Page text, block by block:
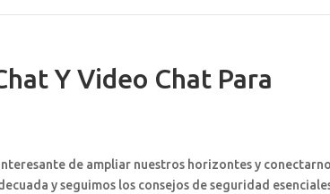
Y Video Chat Para
de ampliar nuestros horizontes y
y seguimos los consejos de seguridad